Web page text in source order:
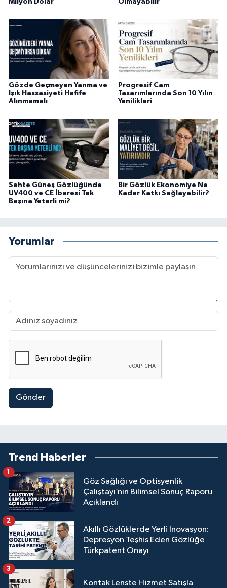
Milyon Dolar Olmayabilir
Gözde Geçmeyen Yanma ve
Işık Hassasiyeti Hafife
Alınmamalı
Progresif Cam
Tasarımlarında Son 10 Yılın
Yenilikleri
Sahte Güneş Gözlüğünde
UV400 ve CE İbaresi Tek
Başına Yeterli mi?
Bir Gözlük Ekonomiye Ne
Kadar Katkı Sağlayabilir?
Yorumlar
Gönder
Trend Haberler
Göz Sağlığı ve Optisyenlik
Çalıştayı’nın Bilimsel Sonuç Raporu
Açıklandı
1
Akıllı Gözlüklerde Yerli İnovasyon:
Depresyon Teşhis Eden Gözlüğe
Türkpatent Onayı
2
Kontak Lenste Hizmet Satışla
3